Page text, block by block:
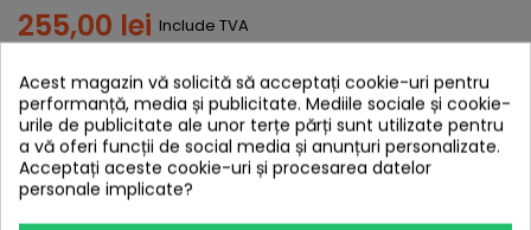
255,00 lei Include TVA
Cantitate  Adauga in cos
Distribuie
Acest magazin vă solicită să acceptați cookie-uri pentru
performanță, media și publicitate. Mediile sociale și cookie-
urile de publicitate ale unor terțe părți sunt utilizate pentru
a vă oferi funcții de social media și anunțuri personalizate.
Acceptați aceste cookie-uri și procesarea datelor
personale implicate?